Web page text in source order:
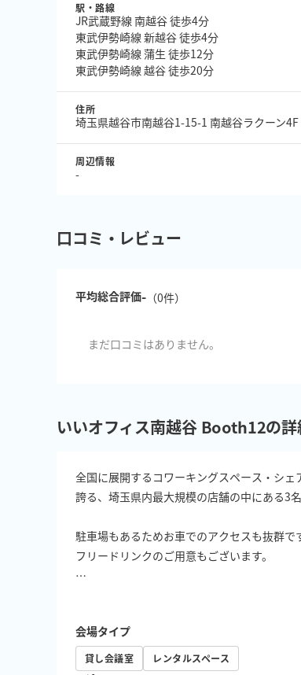
駅・路線
JR武蔵野線 南越谷 徒歩4分
東武伊勢崎線 新越谷 徒歩4分
東武伊勢崎線 蒲生 徒歩12分
東武伊勢崎線 越谷 徒歩20分
住所
埼玉県越谷市南越谷1-15-1 南越谷ラクーン
周辺情報
-
口コミ・レビュー
平均総合評価-（0件）
まだ口コミはありません。
いいオフィス南越谷 Booth12の
全国に展開するコワーキングスペース・シ
誇る、埼玉県内最大規模の店舗の中にある3
駐車場もあるためお車でのアクセスも抜群
フリードリンクのご用意もございます。
天井が空いており他のオープンスペースに声
そのため小学生以下のお客様が複数名いらっ
会場タイプ
貸し会議室 レンタルスペース